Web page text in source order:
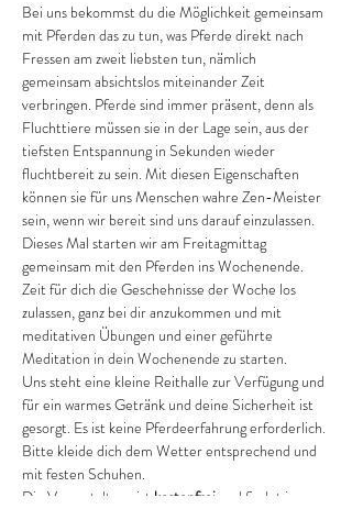
Bei uns bekommst du die Möglichkeit gemeinsam
mit Pferden das zu tun, was Pferde direkt nach
Fressen am zweit liebsten tun, nämlich
gemeinsam absichtslos miteinander Zeit
verbringen. Pferde sind immer präsent, denn als
Fluchttiere müssen sie in der Lage sein, aus der
tiefsten Entspannung in Sekunden wieder
fluchtbereit zu sein. Mit diesen Eigenschaften
können sie für uns Menschen wahre Zen-Meister
sein, wenn wir bereit sind uns darauf einzulassen.
Dieses Mal starten wir am Freitagmittag
gemeinsam mit den Pferden ins Wochenende.
Zeit für dich die Geschehnisse der Woche los
zulassen, ganz bei dir anzukommen und mit
meditativen Übungen und einer geführte
Meditation in dein Wochenende zu starten.
Uns steht eine kleine Reithalle zur Verfügung und
für ein warmes Getränk und deine Sicherheit ist
gesorgt. Es ist keine Pferdeerfahrung erforderlich.
Bitte kleide dich dem Wetter entsprechend und
mit festen Schuhen.
Die Veranstaltung ist kostenfrei und findet in